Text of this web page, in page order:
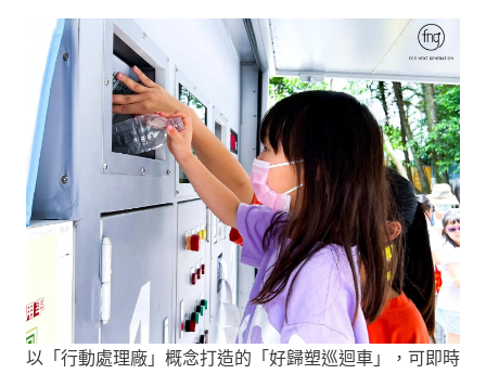
以「行動處理廠」概念打造的「好歸塑巡迴車」，可即時